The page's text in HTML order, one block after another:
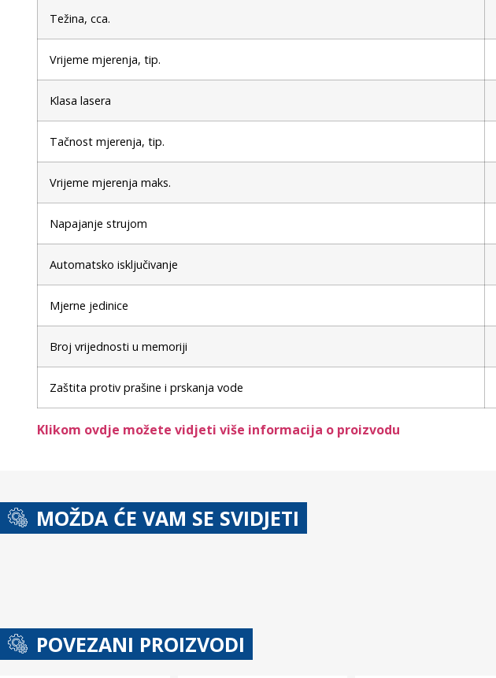
Težina, cca.
Vrijeme mjerenja, tip.
Klasa lasera
Tačnost mjerenja, tip.
Vrijeme mjerenja maks.
Napajanje strujom
Automatsko isključivanje
Mjerne jedinice
Broj vrijednosti u memoriji
Zaštita protiv prašine i prskanja vode
Klikom ovdje možete vidjeti više informacija o proizvodu
MOŽDA ĆE VAM SE SVIDJETI
POVEZANI PROIZVODI